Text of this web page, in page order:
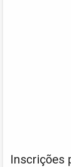
Inscrições